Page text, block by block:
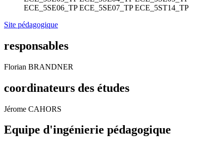
ECE_5SE06_TP ECE_5SE07_TP ECE_5ST14_TP
Site pédagogique
responsables
Florian BRANDNER
coordinateurs des études
Jérome CAHORS
Equipe d'ingénierie pédagogique